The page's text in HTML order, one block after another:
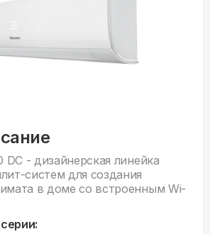
DC - дизайнерская линейка
систем для создания
в доме со встроенным Wi-